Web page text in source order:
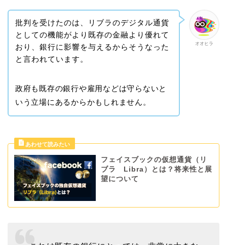
オオヒラ
批判を受けたのは、リブラのデジタル通貨
としての機能がより既存の金融より優れて
おり、銀行に影響を与えるからそうなった
と言われています。
政府も既存の銀行や雇用などは守らないと
いう立場にあるからかもしれません。
フェイスブックの仮想通貨（リ
ブラ Libra）とは？将来性と展
望について